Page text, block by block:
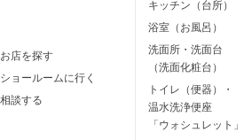
お店を探す
ショールームに行く
相談する
キッチン（台所）
浴室（お風呂）
洗面所・洗面台
（洗面化粧台）
トイレ（便器）・
温水洗浄便座
「ウォシュレット」